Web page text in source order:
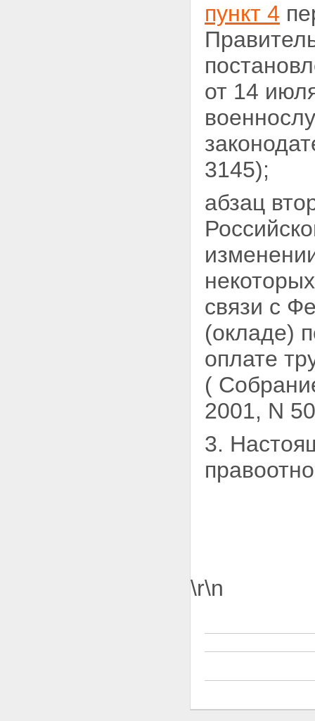
пункт 4
от 14
3145);
абзац
связи с
(окладе)
оплате
(
2001, N
3.
\r\n